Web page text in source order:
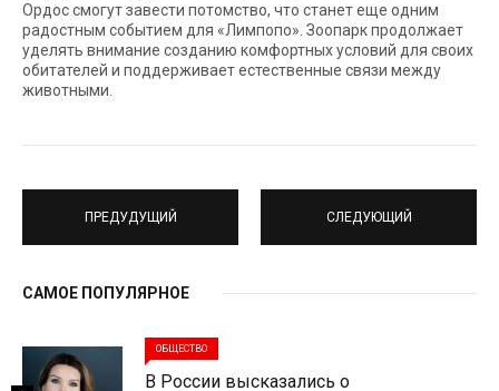
Ордос смогут завести потомство, что станет еще одним
радостным событием для «Лимпопо». Зоопарк продолжает
уделять внимание созданию комфортных условий для своих
обитателей и поддерживает естественные связи между
животными.
ПРЕДУДУЩИЙ СЛЕДУЮЩИЙ
САМОЕ ПОПУЛЯРНОЕ
ОБЩЕСТВО
В России высказались о